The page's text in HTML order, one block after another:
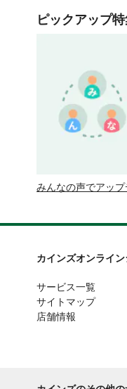
ピックアップ
みんなの声でアッ
カインズオンライ
サービス一覧
サイトマップ
店舗情報